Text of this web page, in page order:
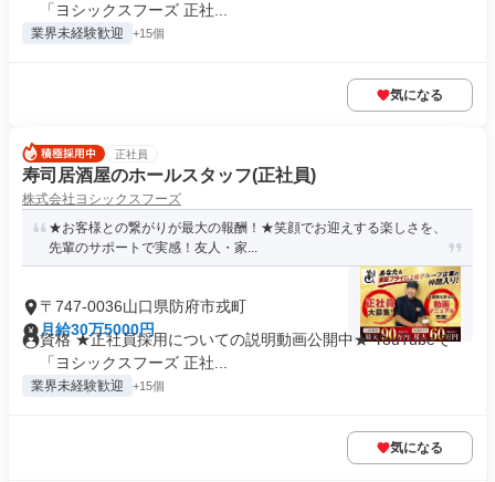
「ヨシックスフーズ 正社...
業界未経験歓迎 +15個
気になる
正社員
寿司居酒屋のホールスタッフ(正社員)
株式会社ヨシックスフーズ
★お客様との繋がりが最大の報酬！★笑顔でお迎えする楽しさを、
先輩のサポートで実感！友人・家...
〒747-0036山口県防府市戎町
月給30万5000円
資格 ★正社員採用についての説明動画公開中★ YouTubeで
「ヨシックスフーズ 正社...
業界未経験歓迎 +15個
気になる